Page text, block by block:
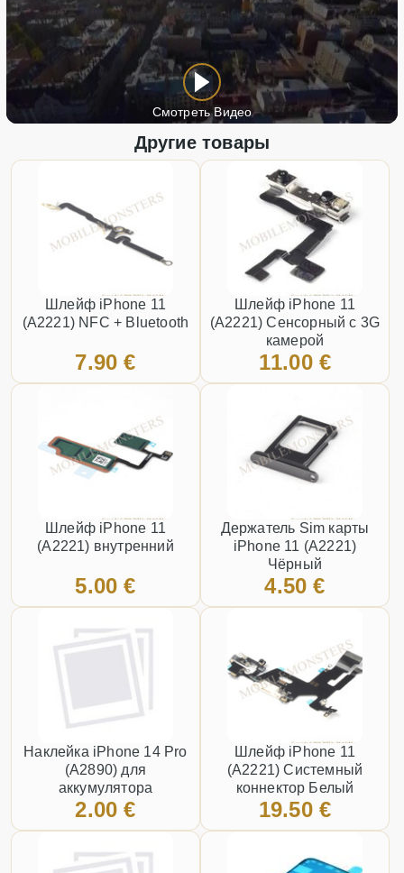
Смотреть Видео
Другие товары
Шлейф iPhone 11
(A2221) NFC + Bluetooth
7.90 €
Шлейф iPhone 11
(A2221) Сенсорный с 3G
камерой
11.00 €
Шлейф iPhone 11
(A2221) внутренний
5.00 €
Держатель Sim карты
iPhone 11 (A2221)
Чёрный
4.50 €
Наклейка iPhone 14 Pro
(A2890) для
аккумулятора
2.00 €
Шлейф iPhone 11
(A2221) Системный
коннектор Белый
19.50 €